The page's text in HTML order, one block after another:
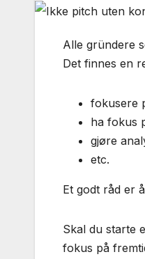
Alle gründere
Det finnes en
fokusere
ha fokus
gjøre
etc.
Et godt råd er
Skal du starte
fokus på